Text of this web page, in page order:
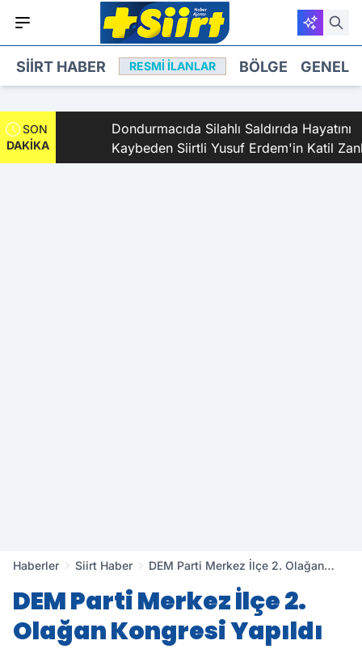
SIIRT HABER RESMI İLANLAR BÖLGE GENEL
SON
DAKİKA
Dondurmacıda Silahlı Saldırıda Hayatını
Kaybeden Siirtli Yusuf Erdem'in Katil Zanlısı
ve 9 Şüpheli Tutuklandı
Haberler Siirt Haber
DEM Parti Merkez İlçe 2. Olağan
DEM Parti Merkez İlçe 2.
Olağan Kongresi Yapıldı